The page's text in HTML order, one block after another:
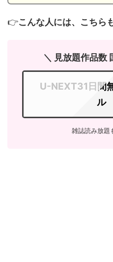
👉こんな人には、こちら
＼ 見放題作品数
U-NEXT31日間
ル
雑誌読み放題